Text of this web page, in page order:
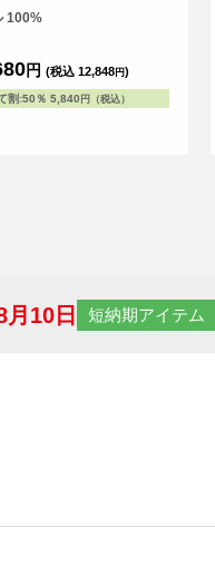
ほか、秋冬の冷たい風の侵入
ます。
100%
円 (税込 12,848円)
割:50％ 5,840 円（税込）
月10日 短納期アイテム